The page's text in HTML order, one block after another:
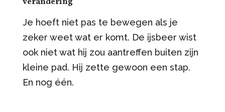
Je hoeft niet pas te bewegen als je
zeker weet wat er komt. De ijsbeer wist
ook niet wat hij zou aantreffen buiten zijn
kleine pad. Hij zette gewoon een stap.
En nog één.